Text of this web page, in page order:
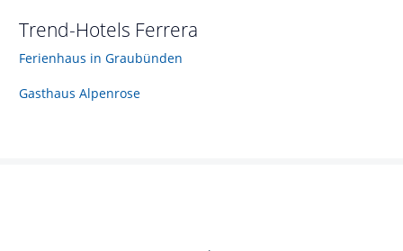
Trend-Hotels Ferrera
Ferienhaus in Graubünden
Gasthaus Alpenrose